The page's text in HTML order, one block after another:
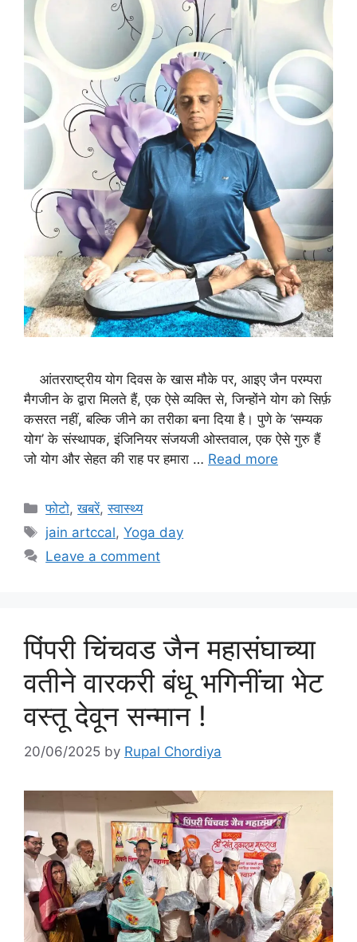
आंतरराष्ट्रीय योग दिवस के खास मौके पर, आइए जैन परम्परा
मैगजीन के द्वारा मिलते हैं, एक ऐसे व्यक्ति से, जिन्होंने योग को सिर्फ़
कसरत नहीं, बल्कि जीने का तरीका बना दिया है। पुणे के ‘सम्यक
योग’ के संस्थापक, इंजिनियर संजयजी ओस्तवाल, एक ऐसे गुरु हैं
जो योग और सेहत की राह पर हमारा … Read more
Categories
फोटो,खबरें,स्वास्थ्य
Tags
jain artccal,Yoga day
Leave a comment
पिंपरी चिंचवड जैन महासंघाच्या
वतीने वारकरी बंधू भगिनींचा भेट
वस्तू देवून सन्मान !
20/06/2025 by Rupal Chordiya